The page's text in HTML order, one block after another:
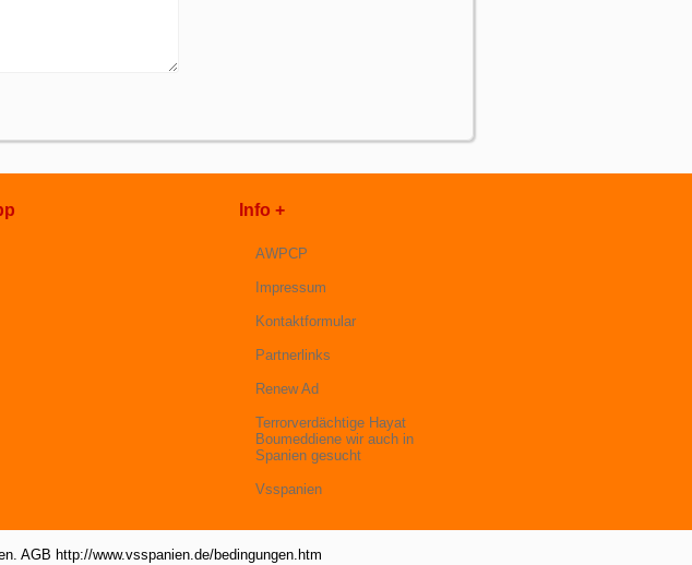
Info +
AWPCP
Impressum
Kontaktformular
Partnerlinks
Renew Ad
Terrorverdächtige Hayat
Boumeddiene wir auch in
Spanien gesucht
Vsspanien
AGB http://www.vsspanien.de/bedingungen.htm